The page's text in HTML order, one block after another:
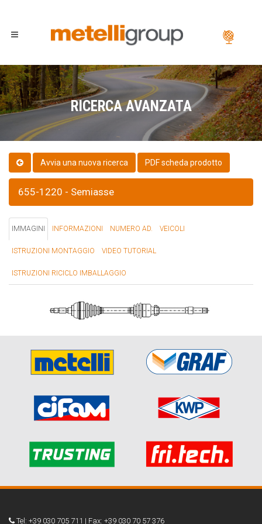
RICERCA AVANZATA
PDF scheda prodotto
655-1220 - Semiasse
IMMAGINI INFORMAZIONI NUMERO AD. VEICOLI
ISTRUZIONI MONTAGGIO VIDEO TUTORIAL
ISTRUZIONI RICICLO IMBALLAGGIO
Tel: +39 030 705 711 | Fax: +39 030 70 57 376